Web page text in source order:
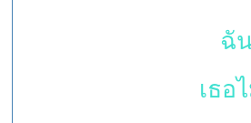
ฉั
เธอ